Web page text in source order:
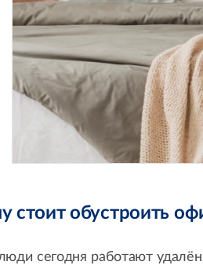
стоит обустроить
сегодня работают